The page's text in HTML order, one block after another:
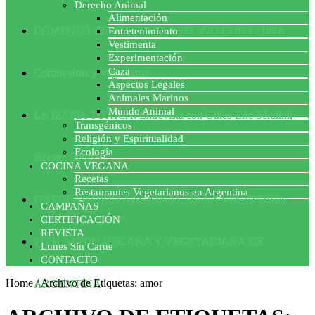
COMENZÓ EL ACUERDO PORCINO CON CHINA
Coronavirus y Veganismo
LA MAFIA TÓXICA: Entrevista con Gilles-Eric Séralini,
biólogo francés
OBSERVATORIO NACIONAL DE LA VEGEFOBIA
POBLACION VEGANA Y VEGETARIANA DE
ARGENTINA
Derecho Animal
Alimentación
Entretenimiento
Vestimenta
Experimentación
Caza
Aspectos Legales
Animales Marinos
Mundo Animal
Transgénicos
Religión y Espiritualidad
Ecología
COCINA VEGANA
Recetas
Restaurantes Vegetarianos en Argentina
CAMPAÑAS
CERTIFICACIÓN
REVISTA
Lunes Sin Carne
CONTACTO
Home/Archivo de Etiquetas: amor